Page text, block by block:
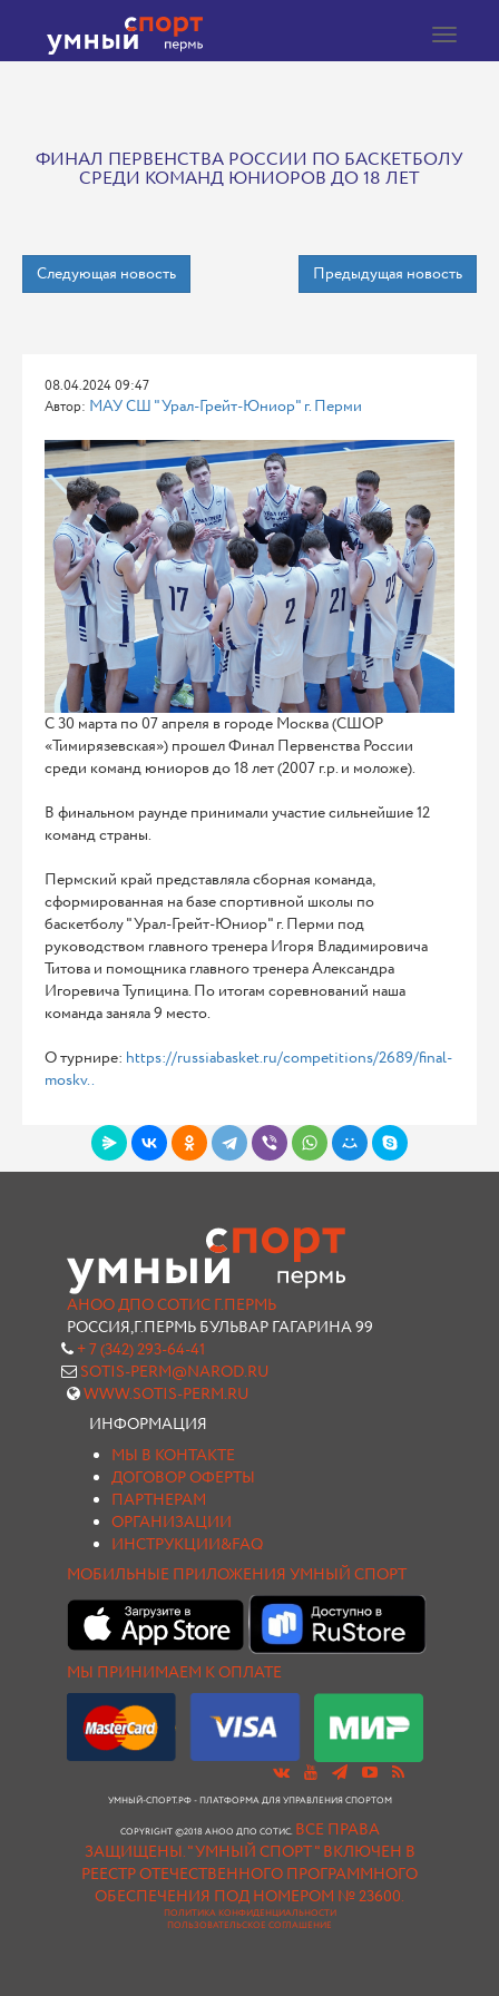
Toggle
ФИНАЛ ПЕРВЕНСТВА РОССИИ ПО БАСКЕТБОЛУ
СРЕДИ КОМАНД ЮНИОРОВ ДО 18 ЛЕТ
Следующая новость Предыдущая новость
08.04.2024 09:47
Автор: МАУ СШ "Урал-Грейт-Юниор" г. Перми
С 30 марта по 07 апреля в городе Москва (СШОР
«Тимирязевская») прошел Финал Первенства России
среди команд юниоров до 18 лет (2007 г.р. и моложе).
В финальном раунде принимали участие сильнейшие 12
команд страны.
Пермский край представляла сборная команда,
сформированная на базе спортивной школы по
баскетболу "Урал-Грейт-Юниор" г. Перми под
руководством главного тренера Игоря Владимировича
Титова и помощника главного тренера Александра
Игоревича Тупицина. По итогам соревнований наша
команда заняла 9 место.
О турнире: https://russiabasket.ru/competitions/2689/final-
moskv..
АНОО ДПО СОТИС Г.ПЕРМЬ
РОССИЯ,Г.ПЕРМЬ БУЛЬВАР ГАГАРИНА 99
+ 7 (342) 293-64-41
SOTIS-PERM@NAROD.RU
WWW.SOTIS-PERM.RU
ИНФОРМАЦИЯ
МЫ В КОНТАКТЕ
ДОГОВОР ОФЕРТЫ
ПАРТНЕРАМ
ОРГАНИЗАЦИИ
ИНСТРУКЦИИ&FAQ
МОБИЛЬНЫЕ ПРИЛОЖЕНИЯ УМНЫЙ СПОРТ
МЫ ПРИНИМАЕМ К ОПЛАТЕ
УМНЫЙ-СПОРТ.РФ - ПЛАТФОРМА ДЛЯ УПРАВЛЕНИЯ СПОРТОМ
COPYRIGHT ©2018 АНОО ДПО СОТИС. ВСЕ ПРАВА
ЗАЩИЩЕНЫ."УМНЫЙ СПОРТ " ВКЛЮЧЕН В
РЕЕСТР ОТЕЧЕСТВЕННОГО ПРОГРАММНОГО
ОБЕСПЕЧЕНИЯ ПОД НОМЕРОМ № 23600.
ПОЛИТИКА КОНФИДЕНЦИАЛЬНОСТИ
ПОЛЬЗОВАТЕЛЬСКОЕ СОГЛАШЕНИЕ